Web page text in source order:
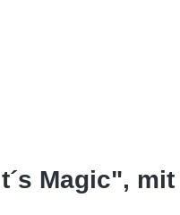
Magic",